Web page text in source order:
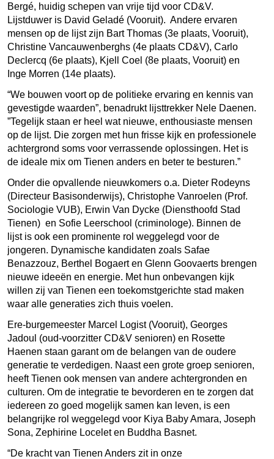
Bergé, huidig schepen van vrije tijd voor CD&V.
Lijstduwer is David Geladé (Vooruit). Andere ervaren
mensen op de lijst zijn Bart Thomas (3e plaats, Vooruit),
Christine Vancauwenberghs (4e plaats CD&V), Carlo
Declercq (6e plaats), Kjell Coel (8e plaats, Vooruit) en
Inge Morren (14e plaats).
“We bouwen voort op de politieke ervaring en kennis van
gevestigde waarden”, benadrukt lijsttrekker Nele Daenen.
”Tegelijk staan er heel wat nieuwe, enthousiaste mensen
op de lijst. Die zorgen met hun frisse kijk en professionele
achtergrond soms voor verrassende oplossingen. Het is
de ideale mix om Tienen anders en beter te besturen.”
Onder die opvallende nieuwkomers o.a. Dieter Rodeyns
(Directeur Basisonderwijs), Christophe Vanroelen (Prof.
Sociologie VUB), Erwin Van Dycke (Diensthoofd Stad
Tienen) en Sofie Leerschool (criminologe). Binnen de
lijst is ook een prominente rol weggelegd voor de
jongeren. Dynamische kandidaten zoals Safae
Benazzouz, Berthel Bogaert en Glenn Goovaerts brengen
nieuwe ideeën en energie. Met hun onbevangen kijk
willen zij van Tienen een toekomstgerichte stad maken
waar alle generaties zich thuis voelen.
Ere-burgemeester Marcel Logist (Vooruit), Georges
Jadoul (oud-voorzitter CD&V senioren) en Rosette
Haenen staan garant om de belangen van de oudere
generatie te verdedigen. Naast een grote groep senioren,
heeft Tienen ook mensen van andere achtergronden en
culturen. Om de integratie te bevorderen en te zorgen dat
iedereen zo goed mogelijk samen kan leven, is een
belangrijke rol weggelegd voor Kiya Baby Amara, Joseph
Sona, Zephirine Locelet en Buddha Basnet.
“De kracht van Tienen Anders zit in onze